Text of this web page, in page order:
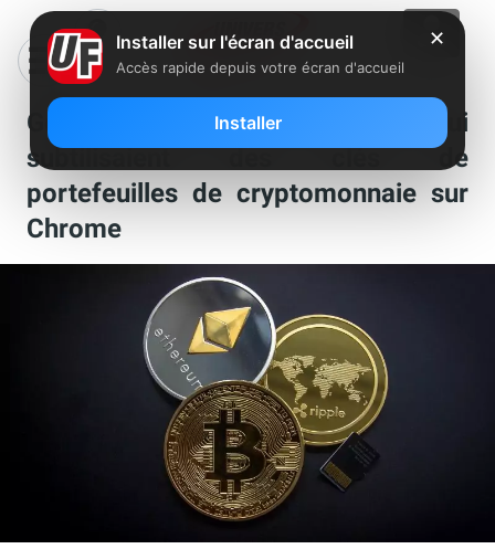
Google supprime 49 extensions qui
subtilisaient des clés de
portefeuilles de cryptomonnaie sur
Chrome
✕
Installer sur l'écran d'accueil
Accès rapide depuis votre écran d'accueil
Installer